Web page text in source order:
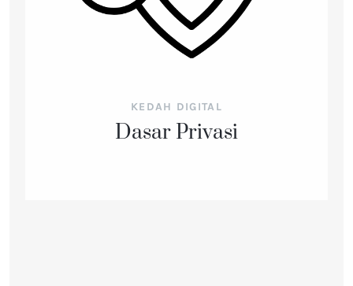
KEDAH DIGITAL
Dasar Privasi